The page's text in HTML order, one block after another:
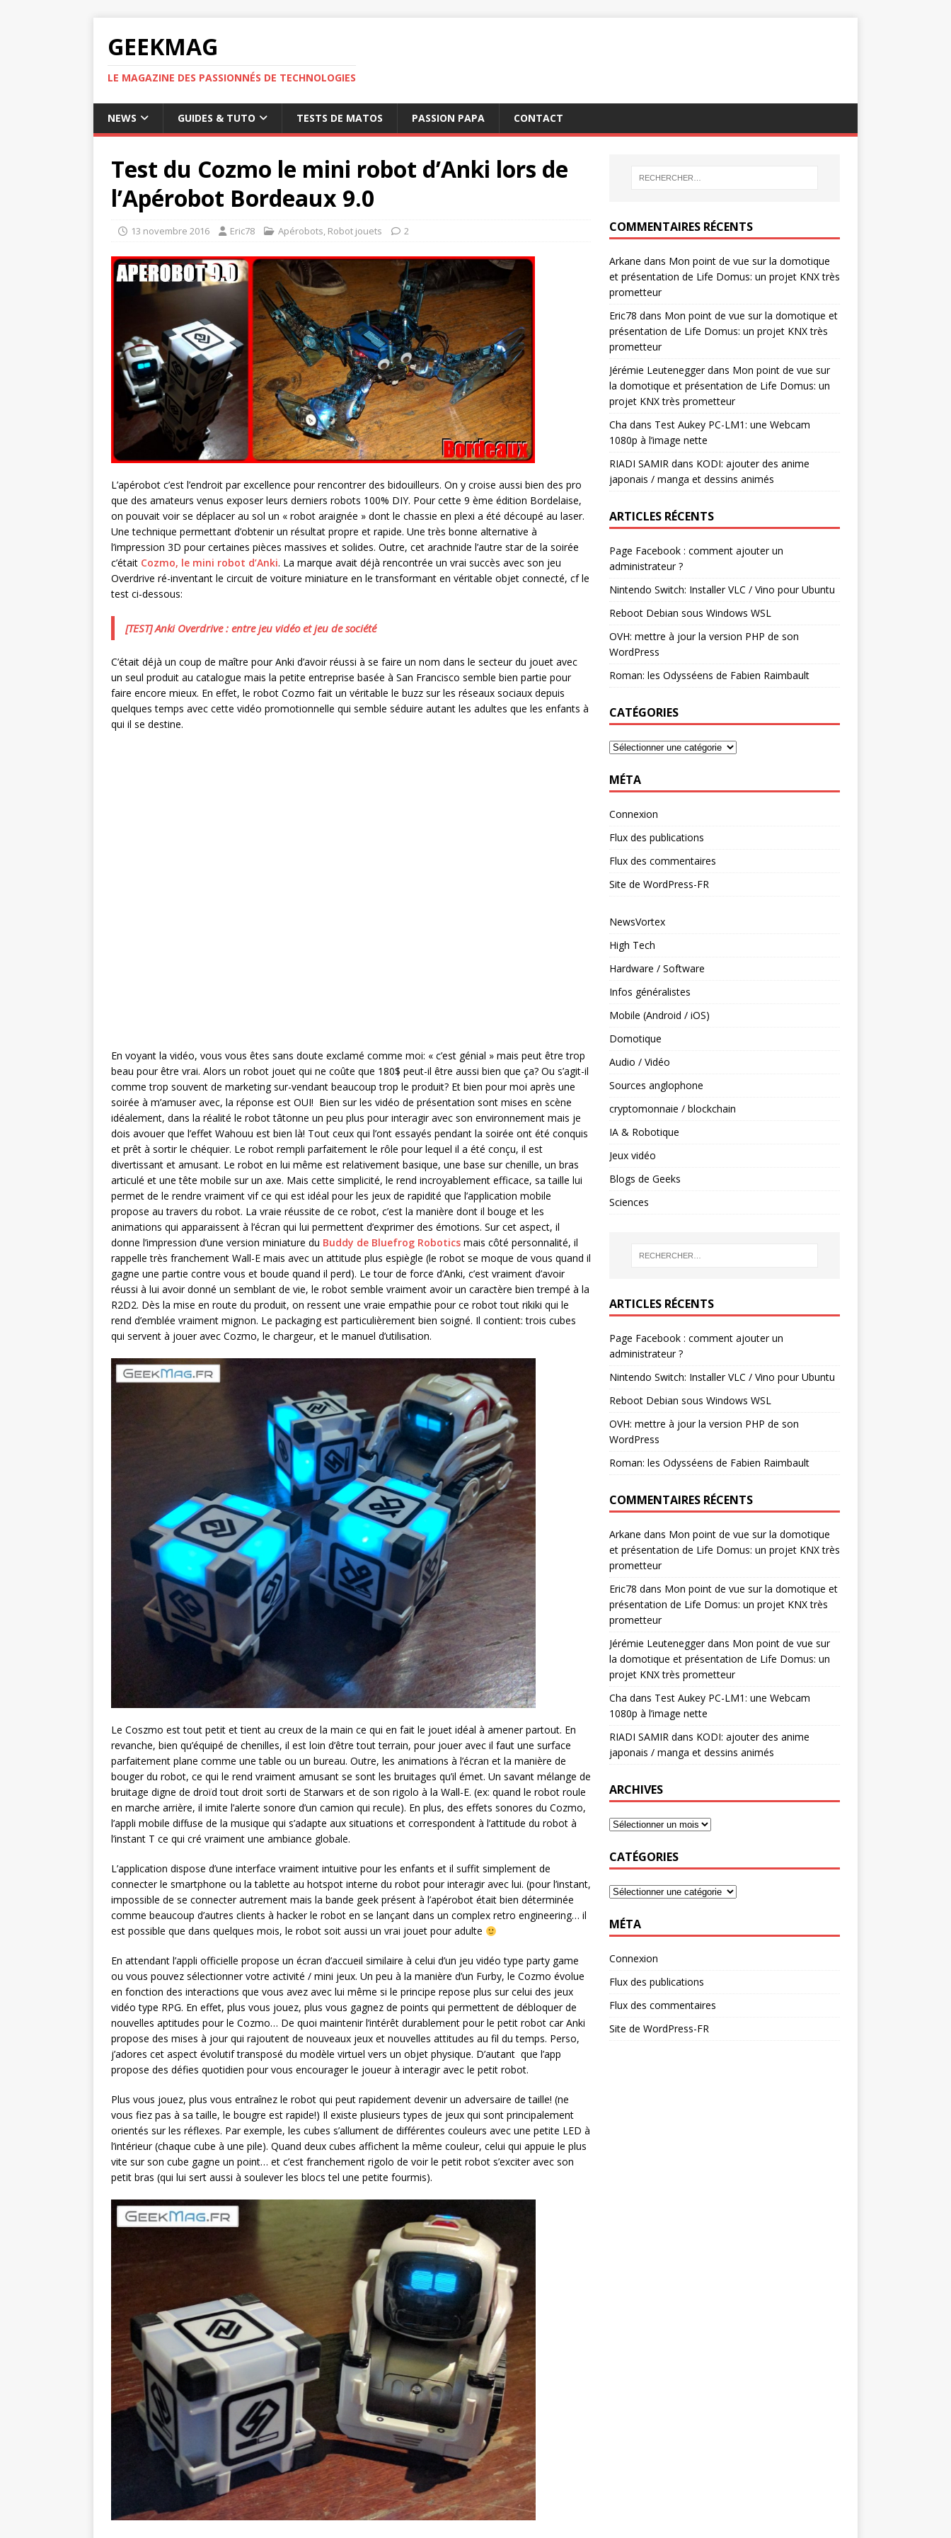
GEEKMAG
LE MAGAZINE DES PASSIONNÉS DE TECHNOLOGIES
NEWS GUIDES & TUTO TESTS DE MATOS PASSION PAPA CONTACT
Test du Cozmo le mini robot d’Anki lors de
l’Apérobot Bordeaux 9.0
13 novembre 2016 Eric78 Apérobots, Robot jouets 2
L’apérobot c’est l’endroit par excellence pour rencontrer des bidouilleurs. On y croise aussi bien des pro
que des amateurs venus exposer leurs derniers robots 100% DIY. Pour cette 9 ème édition Bordelaise,
on pouvait voir se déplacer au sol un « robot araignée » dont le chassie en plexi a été découpé au laser.
Une technique permettant d’obtenir un résultat propre et rapide. Une très bonne alternative à
l’impression 3D pour certaines pièces massives et solides. Outre, cet arachnide l’autre star de la soirée
c’était Cozmo, le mini robot d’Anki. La marque avait déjà rencontrée un vrai succès avec son jeu
Overdrive ré-inventant le circuit de voiture miniature en le transformant en véritable objet connecté, cf le
test ci-dessous:
[TEST] Anki Overdrive : entre jeu vidéo et jeu de société
C’était déjà un coup de maître pour Anki d’avoir réussi à se faire un nom dans le secteur du jouet avec
un seul produit au catalogue mais la petite entreprise basée à San Francisco semble bien partie pour
faire encore mieux. En effet, le robot Cozmo fait un véritable le buzz sur les réseaux sociaux depuis
quelques temps avec cette vidéo promotionnelle qui semble séduire autant les adultes que les enfants à
qui il se destine.
En voyant la vidéo, vous vous êtes sans doute exclamé comme moi: « c’est génial » mais peut être trop
beau pour être vrai. Alors un robot jouet qui ne coûte que 180$ peut-il être aussi bien que ça? Ou s’agit-il
comme trop souvent de marketing sur-vendant beaucoup trop le produit? Et bien pour moi après une
soirée à m’amuser avec, la réponse est OUI! Bien sur les vidéo de présentation sont mises en scène
idéalement, dans la réalité le robot tâtonne un peu plus pour interagir avec son environnement mais je
dois avouer que l’effet Wahouu est bien là! Tout ceux qui l’ont essayés pendant la soirée ont été conquis
et prêt à sortir le chéquier. Le robot rempli parfaitement le rôle pour lequel il a été conçu, il est
divertissant et amusant. Le robot en lui même est relativement basique, une base sur chenille, un bras
articulé et une tête mobile sur un axe. Mais cette simplicité, le rend incroyablement efficace, sa taille lui
permet de le rendre vraiment vif ce qui est idéal pour les jeux de rapidité que l’application mobile
propose au travers du robot. La vraie réussite de ce robot, c’est la manière dont il bouge et les
animations qui apparaissent à l’écran qui lui permettent d’exprimer des émotions. Sur cet aspect, il
donne l’impression d’une version miniature du Buddy de Bluefrog Robotics mais côté personnalité, il
rappelle très franchement Wall-E mais avec un attitude plus espiègle (le robot se moque de vous quand il
gagne une partie contre vous et boude quand il perd). Le tour de force d’Anki, c’est vraiment d’avoir
réussi à lui avoir donné un semblant de vie, le robot semble vraiment avoir un caractère bien trempé à la
R2D2. Dès la mise en route du produit, on ressent une vraie empathie pour ce robot tout rikiki qui le
rend d’emblée vraiment mignon. Le packaging est particulièrement bien soigné. Il contient: trois cubes
qui servent à jouer avec Cozmo, le chargeur, et le manuel d’utilisation.
Le Coszmo est tout petit et tient au creux de la main ce qui en fait le jouet idéal à amener partout. En
revanche, bien qu’équipé de chenilles, il est loin d’être tout terrain, pour jouer avec il faut une surface
parfaitement plane comme une table ou un bureau. Outre, les animations à l’écran et la manière de
bouger du robot, ce qui le rend vraiment amusant se sont les bruitages qu’il émet. Un savant mélange de
bruitage digne de droïd tout droit sorti de Starwars et de son rigolo à la Wall-E. (ex: quand le robot roule
en marche arrière, il imite l’alerte sonore d’un camion qui recule). En plus, des effets sonores du Cozmo,
l’appli mobile diffuse de la musique qui s’adapte aux situations et correspondent à l’attitude du robot à
l’instant T ce qui cré vraiment une ambiance globale.
L’application dispose d’une interface vraiment intuitive pour les enfants et il suffit simplement de
connecter le smartphone ou la tablette au hotspot interne du robot pour interagir avec lui. (pour l’instant,
impossible de se connecter autrement mais la bande geek présent à l’apérobot était bien déterminée
comme beaucoup d’autres clients à hacker le robot en se lançant dans un complex retro engineering… il
est possible que dans quelques mois, le robot soit aussi un vrai jouet pour adulte
En attendant l’appli officielle propose un écran d’accueil similaire à celui d’un jeu vidéo type party game
ou vous pouvez sélectionner votre activité / mini jeux. Un peu à la manière d’un Furby, le Cozmo évolue
en fonction des interactions que vous avez avec lui même si le principe repose plus sur celui des jeux
vidéo type RPG. En effet, plus vous jouez, plus vous gagnez de points qui permettent de débloquer de
nouvelles aptitudes pour le Cozmo… De quoi maintenir l’intérêt durablement pour le petit robot car Anki
propose des mises à jour qui rajoutent de nouveaux jeux et nouvelles attitudes au fil du temps. Perso,
j’adores cet aspect évolutif transposé du modèle virtuel vers un objet physique. D’autant que l’app
propose des défies quotidien pour vous encourager le joueur à interagir avec le petit robot.
Plus vous jouez, plus vous entraînez le robot qui peut rapidement devenir un adversaire de taille! (ne
vous fiez pas à sa taille, le bougre est rapide!) Il existe plusieurs types de jeux qui sont principalement
orientés sur les réflexes. Par exemple, les cubes s’allument de différentes couleurs avec une petite LED à
l’intérieur (chaque cube à une pile). Quand deux cubes affichent la même couleur, celui qui appuie le plus
vite sur son cube gagne un point… et c’est franchement rigolo de voir le petit robot s’exciter avec son
petit bras (qui lui sert aussi à soulever les blocs tel une petite fourmis).
COMMENTAIRES RÉCENTS
Arkane dans Mon point de vue sur la domotique
et présentation de Life Domus: un projet KNX très
prometteur
Eric78 dans Mon point de vue sur la domotique et
présentation de Life Domus: un projet KNX très
prometteur
Jérémie Leuteneggerdans Mon point de vue sur
la domotique et présentation de Life Domus: un
projet KNX très prometteur
Cha dans Test Aukey PC-LM1: une Webcam
1080p à l’image nette
RIADI SAMIR dans KODI: ajouter des anime
japonais / manga et dessins animés
ARTICLES RÉCENTS
Page Facebook : comment ajouter un
administrateur ?
Nintendo Switch: Installer VLC / Vino pour Ubuntu
Reboot Debian sous Windows WSL
OVH: mettre à jour la version PHP de son
WordPress
Roman: les Odysséens de Fabien Raimbault
CATÉGORIES
MÉTA
Connexion
Flux des publications
Flux des commentaires
Site de WordPress-FR
NewsVortex
High Tech
Hardware / Software
Infos généralistes
Mobile (Android / iOS)
Domotique
Audio / Vidéo
Sources anglophone
cryptomonnaie / blockchain
IA & Robotique
Jeux vidéo
Blogs de Geeks
Sciences
ARTICLES RÉCENTS
Page Facebook : comment ajouter un
administrateur ?
Nintendo Switch: Installer VLC / Vino pour Ubuntu
Reboot Debian sous Windows WSL
OVH: mettre à jour la version PHP de son
WordPress
Roman: les Odysséens de Fabien Raimbault
COMMENTAIRES RÉCENTS
Arkane dans Mon point de vue sur la domotique
et présentation de Life Domus: un projet KNX très
prometteur
Eric78 dans Mon point de vue sur la domotique et
présentation de Life Domus: un projet KNX très
prometteur
Jérémie Leuteneggerdans Mon point de vue sur
la domotique et présentation de Life Domus: un
projet KNX très prometteur
Cha dans Test Aukey PC-LM1: une Webcam
1080p à l’image nette
RIADI SAMIRdans KODI: ajouter des anime
japonais / manga et dessins animés
ARCHIVES
CATÉGORIES
MÉTA
Connexion
Flux des publications
Flux des commentaires
Site de WordPress-FR